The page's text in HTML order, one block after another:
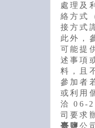
處理及
絡方式
接方式
此外，
可能提
述事項
料，且
參加者
或利用
洽 06-
司要求
臺鹽公